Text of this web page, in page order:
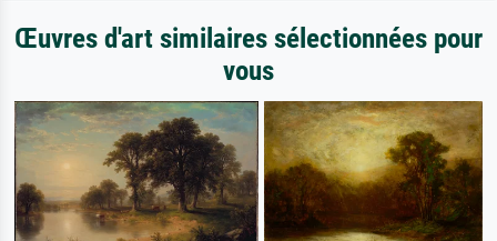
Œuvres d'art similaires sélectionnées pour
vous